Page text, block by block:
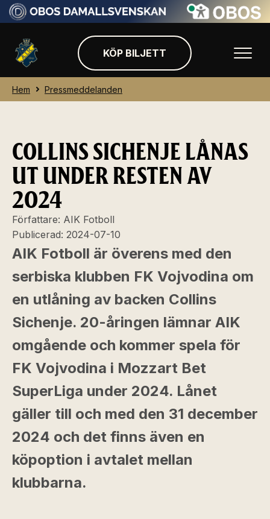
KÖP BILJETT
Hem Pressmeddelanden
COLLINS SICHENJE LÅNAS
UT UNDER RESTEN AV
2024
Författare: AIK Fotboll
Publicerad: 2024-07-10
AIK Fotboll är överens med den
serbiska klubben FK Vojvodina om
en utlåning av backen Collins
Sichenje. 20-åringen lämnar AIK
omgående och kommer spela för
FK Vojvodina i Mozzart Bet
SuperLiga under 2024. Lånet
gäller till och med den 31 december
2024 och det finns även en
köpoption i avtalet mellan
klubbarna.